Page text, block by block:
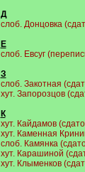
Д
слоб. Донцовка
Е
слоб. Евсуг
З
слоб. Закотная
хут. Запорозцов
К
хут. Кайдамов
хут. Каменная
слоб. Камянка
хут. Карашиной
хут. Клыменков